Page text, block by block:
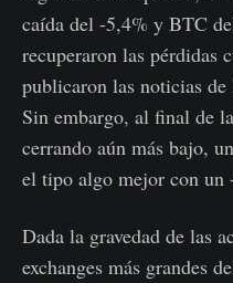
caída del -5,4% y BTC
recuperaron las pérdidas
publicaron las noticias de
Sin embargo, al final de
cerrando aún más bajo,
el tipo algo mejor con un
Dada la gravedad de las
exchanges más grandes